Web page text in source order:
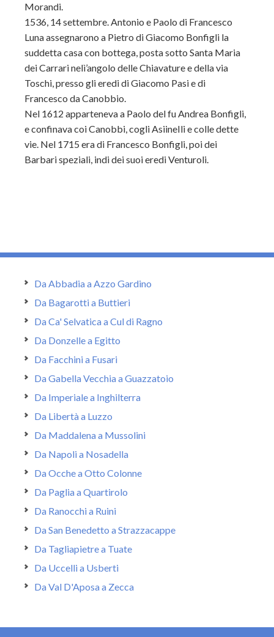
Morandi.
1536, 14 settembre. Antonio e Paolo di Francesco
Luna assegnarono a Pietro di Giacomo Bonfigli la
suddetta casa con bottega, posta sotto Santa Maria
dei Carrari nelì’angolo delle Chiavature e della via
Toschi, presso gli eredi di Giacomo Pasi e di
Francesco da Canobbio.
Nel 1612 apparteneva a Paolo del fu Andrea Bonfigli,
e confinava coi Canobbi, cogli AsiineIli e colle dette
vie. Nel 1715 era di Francesco Bonfigli, poi dei
Barbari speziali, indi dei suoi eredi Venturoli.
Da Abbadia a Azzo Gardino
Da Bagarotti a Buttieri
Da Ca' Selvatica a Cul di Ragno
Da Donzelle a Egitto
Da Facchini a Fusari
Da Gabella Vecchia a Guazzatoio
Da Imperiale a Inghilterra
Da Libertà a Luzzo
Da Maddalena a Mussolini
Da Napoli a Nosadella
Da Ocche a Otto Colonne
Da Paglia a Quartirolo
Da Ranocchi a Ruini
Da San Benedetto a Strazzacappe
Da Tagliapietre a Tuate
Da Uccelli a Usberti
Da Val D'Aposa a Zecca